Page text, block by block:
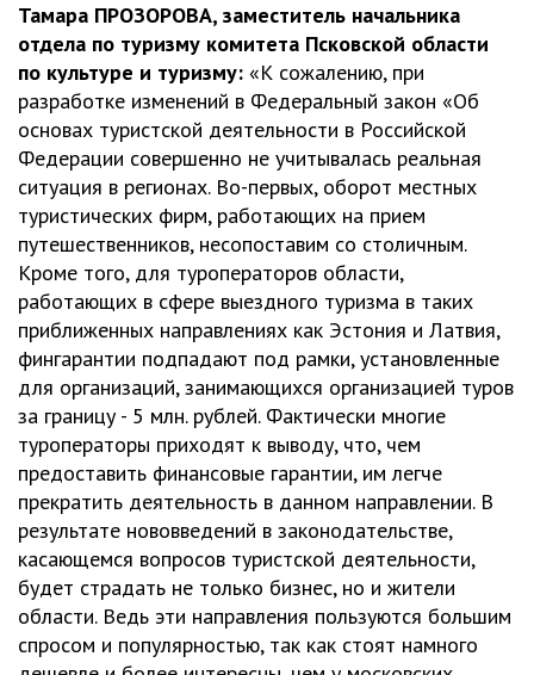
Тамара ПРОЗОРОВА, заместитель начальника
отдела по туризму комитета Псковской области
по культуре и туризму: «К сожалению, при
разработке изменений в Федеральный закон «Об
основах туристской деятельности в Российской
Федерации совершенно не учитывалась реальная
ситуация в регионах. Во-первых, оборот местных
туристических фирм, работающих на прием
путешественников, несопоставим со столичным.
Кроме того, для туроператоров области,
работающих в сфере выездного туризма в таких
приближенных направлениях как Эстония и Латвия,
фингарантии подпадают под рамки, установленные
для организаций, занимающихся организацией туров
за границу - 5 млн. рублей. Фактически многие
туроператоры приходят к выводу, что, чем
предоставить финансовые гарантии, им легче
прекратить деятельность в данном направлении. В
результате нововведений в законодательстве,
касающемся вопросов туристской деятельности,
будет страдать не только бизнес, но и жители
области. Ведь эти направления пользуются большим
спросом и популярностью, так как стоят намного